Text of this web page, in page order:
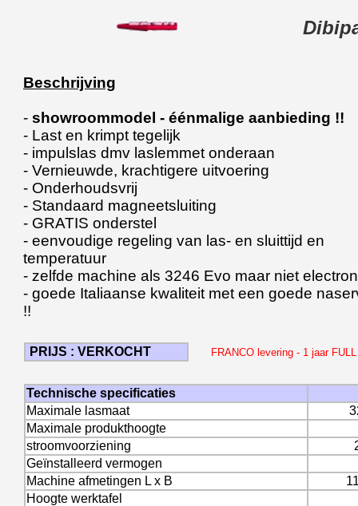
Beschrijving
- showroommodel - éénmalige aanbieding !!
- Last en krimpt tegelijk
- impulslas dmv laslemmet onderaan
- Vernieuwde, krachtigere uitvoering
- Onderhoudsvrij
- Standaard magneetsluiting
- GRATIS onderstel
- eenvoudige regeling van las- en sluittijd en
temperatuur
- zelfde machine als 3246 Evo maar niet
- goede Italiaanse kwaliteit met een goede
!!
PRIJS : VERKOCHT FRANCO levering - 1 jaar
Technische specificaties
Maximale lasmaat
Maximale produkthoogte
stroomvoorziening
Geïnstalleerd vermogen
Machine afmetingen L x B
Hoogte werktafel